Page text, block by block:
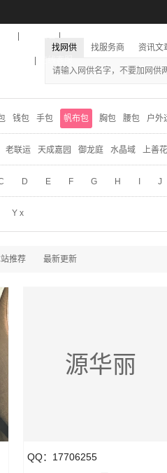
找网供 找服务商 资讯文
钱包 手包 帆布包 胸包 腰包 户外
老联运 天成嘉园 御龙庭 水晶域 上善
D E F G H J
Y x
推荐 最新更新
源华丽
QQ：17706255